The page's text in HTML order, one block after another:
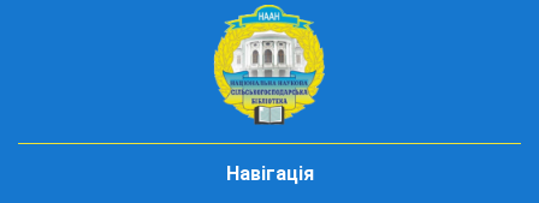
Навігація